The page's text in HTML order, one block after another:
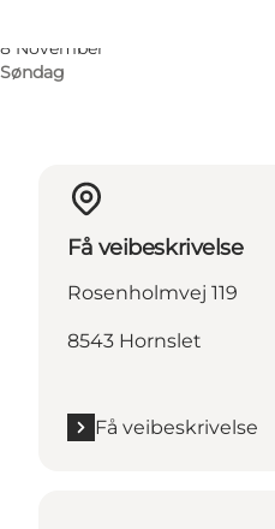
8 November
Søndag
Få veibeskrivelse
Rosenholmvej 119
8543 Hornslet
Få veibeskrivelse